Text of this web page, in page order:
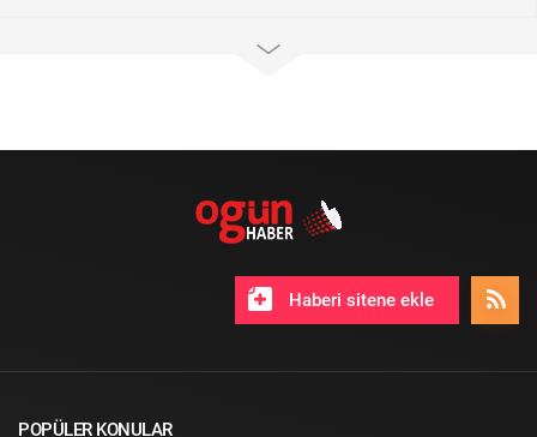
Haberi sitene ekle
POPÜLER KONULAR